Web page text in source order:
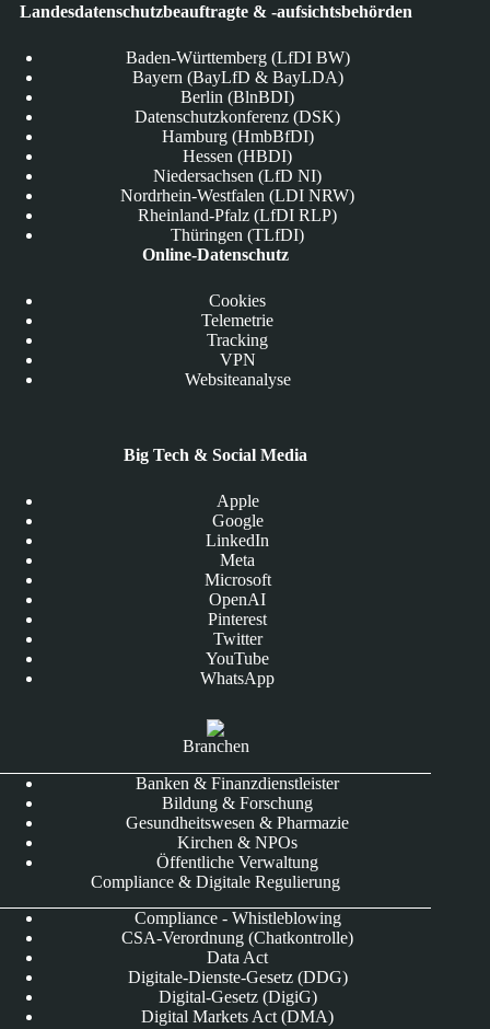
Landesdatenschutzbeauftragte & -aufsichtsbehörden
Baden-Württemberg (LfDI BW)
Bayern (BayLfD & BayLDA)
Berlin (BlnBDI)
Datenschutzkonferenz (DSK)
Hamburg (HmbBfDI)
Hessen (HBDI)
Niedersachsen (LfD NI)
Nordrhein-Westfalen (LDI NRW)
Rheinland-Pfalz (LfDI RLP)
Thüringen (TLfDI)
Online-Datenschutz
Cookies
Telemetrie
Tracking
VPN
Websiteanalyse
Big Tech & Social Media
Apple
Google
LinkedIn
Meta
Microsoft
OpenAI
Pinterest
Twitter
YouTube
WhatsApp
Branchen
Banken & Finanzdienstleister
Bildung & Forschung
Gesundheitswesen & Pharmazie
Kirchen & NPOs
Öffentliche Verwaltung
Compliance & Digitale Regulierung
Compliance - Whistleblowing
CSA-Verordnung (Chatkontrolle)
Data Act
Digitale-Dienste-Gesetz (DDG)
Digital-Gesetz (DigiG)
Digital Markets Act (DMA)